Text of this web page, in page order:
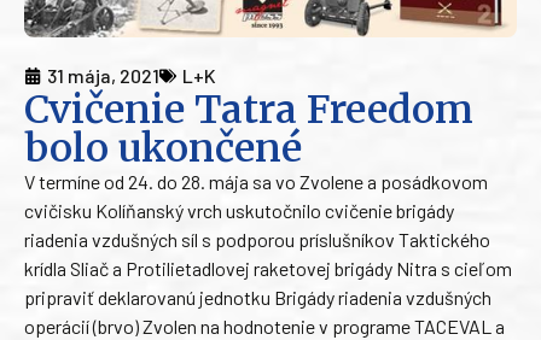
31 mája, 2021 L+K
Cvičenie Tatra Freedom
bolo ukončené
V termíne od 24. do 28. mája sa vo Zvolene a posádkovom
cvičisku Kolíňanský vrch uskutočnilo cvičenie brigády
riadenia vzdušných síl s podporou príslušníkov Taktického
krídla Sliač a Protilietadlovej raketovej brigády Nitra s cieľom
pripraviť deklarovanú jednotku Brigády riadenia vzdušných
operácií (brvo) Zvolen na hodnotenie v programe TACEVAL a